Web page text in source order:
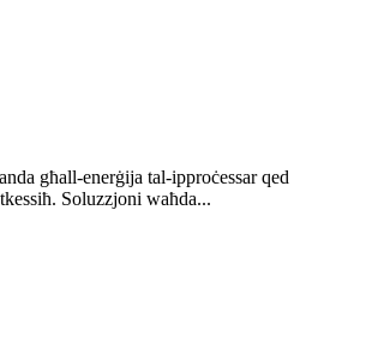
għall-enerġija tal-ipproċessar qed
Soluzzjoni waħda...